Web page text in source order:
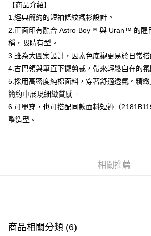
付款後萊爾富取貨
每筆NT$80，滿NT$6,000(含以上)免運費
7-11取貨付款
每筆NT$80，滿NT$6,000(含以上)免運費
付款後7-11取貨
每筆NT$80，滿NT$6,000(含以上)免運費
宅配
每筆NT$120，滿NT$6,000(含以上)免運費
【商品介紹】
1.經典簡約的短袖條紋襯衫設計。
2.正面印有融合 Astro Boy™ 與 Uran™ 的醒
稱，吸睛有型。
3.雖為大圖案設計，因素色底襯更易於日常搭
4.古巴領與筆直下擺剪裁，帶來輕鬆自在的氛
5.採用高密度純棉面料，穿著舒適透氣。精緻
簡約中展現細緻質感。
6.可單穿，也可搭配同款面料短褲（
整造型。
相關推薦
商品相關分類 (6)